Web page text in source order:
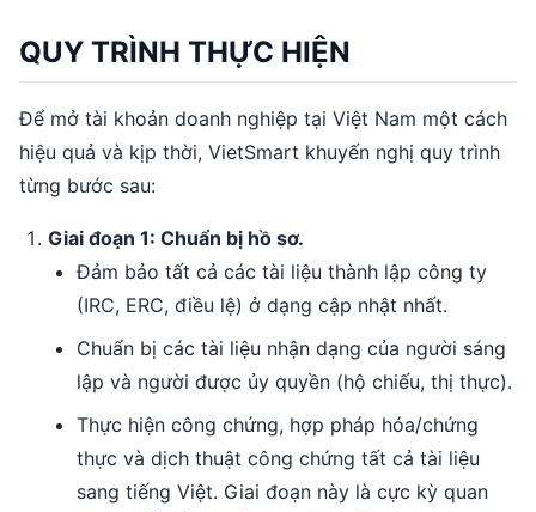
QUY TRÌNH THỰC HIỆN
Để mở tài khoản doanh nghiệp tại Việt Nam một cách
hiệu quả và kịp thời, VietSmart khuyến nghị quy trình
từng bước sau:
Giai đoạn 1: Chuẩn bị hồ sơ.
Đảm bảo tất cả các tài liệu thành lập công ty
(IRC, ERC, điều lệ) ở dạng cập nhật nhất.
Chuẩn bị các tài liệu nhận dạng của người sáng
lập và người được ủy quyền (hộ chiếu, thị thực).
Thực hiện công chứng, hợp pháp hóa/chứng
thực và dịch thuật công chứng tất cả tài liệu
sang tiếng Việt. Giai đoạn này là cực kỳ quan